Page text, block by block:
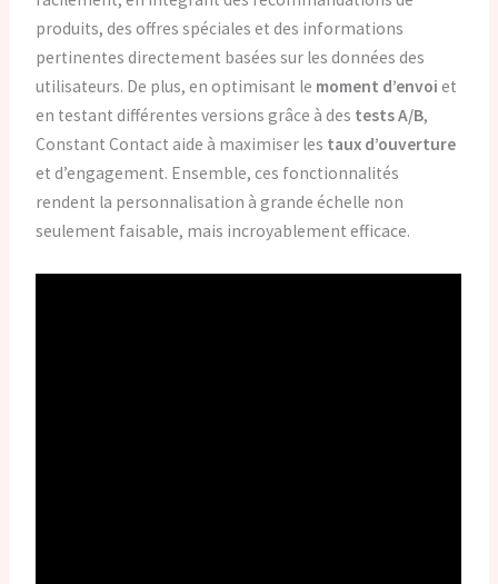
produits, des offres spéciales et des informations
pertinentes directement basées sur les données des
utilisateurs. De plus, en optimisant le moment d’envoi et
en testant différentes versions grâce à des tests A/B,
Constant Contact aide à maximiser les taux d’ouverture
et d’engagement. Ensemble, ces fonctionnalités
rendent la personnalisation à grande échelle non
seulement faisable, mais incroyablement efficace.